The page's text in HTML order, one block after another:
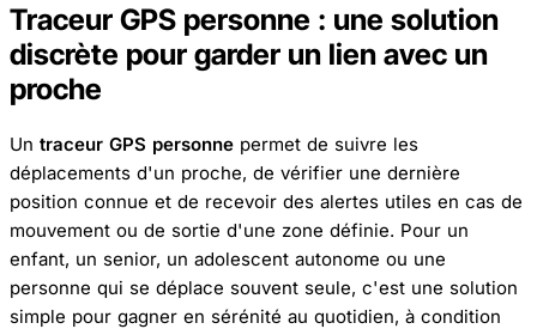
Traceur GPS personne : une solution
discrète pour garder un lien avec un
proche
Un traceur GPS personne permet de suivre les
déplacements d'un proche, de vérifier une dernière
position connue et de recevoir des alertes utiles en cas de
mouvement ou de sortie d'une zone définie. Pour un
enfant, un senior, un adolescent autonome ou une
personne qui se déplace souvent seule, c'est une solution
simple pour gagner en sérénité au quotidien, à condition